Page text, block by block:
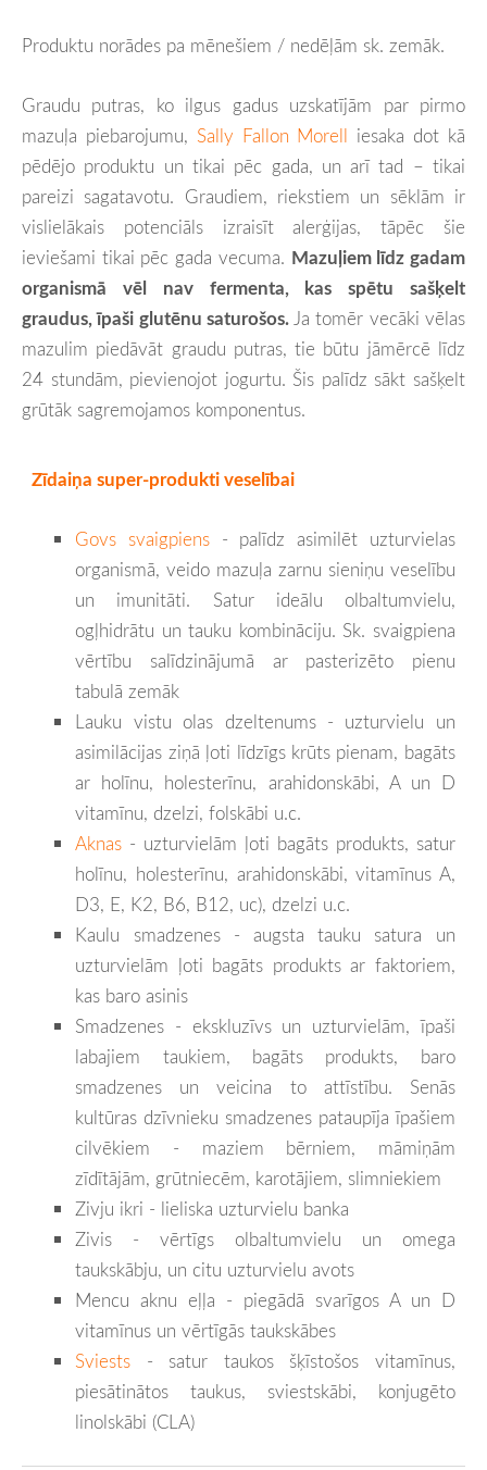
Produktu norādes pa mēnešiem / nedēļām sk. zemāk.
Graudu putras, ko ilgus gadus uzskatījām par pirmo
mazuļa piebarojumu, Sally Fallon Morell iesaka dot kā
pēdējo produktu un tikai pēc gada, un arī tad – tikai
pareizi sagatavotu. Graudiem, riekstiem un sēklām ir
vislielākais potenciāls izraisīt alerģijas, tāpēc šie
ieviešami tikai pēc gada vecuma. Mazuļiem līdz gadam
organismā vēl nav fermenta, kas spētu sašķelt
graudus, īpaši glutēnu saturošos.Ja tomēr vecāki vēlas
mazulim piedāvāt graudu putras, tie būtu jāmērcē līdz
24 stundām, pievienojot jogurtu. Šis palīdz sākt sašķelt
grūtāk sagremojamos komponentus.
Zīdaiņa super-produkti veselībai
Govs svaigpiens - palīdz asimilēt uzturvielas
organismā, veido mazuļa zarnu sieniņu veselību
un imunitāti. Satur ideālu olbaltumvielu,
ogļhidrātu un tauku kombināciju. Sk. svaigpiena
vērtību salīdzinājumā ar pasterizēto pienu
tabulā zemāk
Lauku vistu olas dzeltenums - uzturvielu un
asimilācijas ziņā ļoti līdzīgs krūts pienam, bagāts
ar holīnu, holesterīnu, arahidonskābi, A un D
vitamīnu, dzelzi, folskābi u.c.
Aknas - uzturvielām ļoti bagāts produkts, satur
holīnu, holesterīnu, arahidonskābi, vitamīnus A,
D3, E, K2, B6, B12, uc), dzelzi u.c.
Kaulu smadzenes - augsta tauku satura un
uzturvielām ļoti bagāts produkts ar faktoriem,
kas baro asinis
Smadzenes - ekskluzīvs un uzturvielām, īpaši
labajiem taukiem, bagāts produkts, baro
smadzenes un veicina to attīstību. Senās
kultūras dzīvnieku smadzenes pataupīja īpašiem
cilvēkiem - maziem bērniem, māmiņām
zīdītājām, grūtniecēm, karotājiem, slimniekiem
Zivju ikri - lieliska uzturvielu banka
Zivis - vērtīgs olbaltumvielu un omega
taukskābju, un citu uzturvielu avots
Mencu aknu eļļa - piegādā svarīgos A un D
vitamīnus un vērtīgās taukskābes
Sviests - satur taukos šķīstošos vitamīnus,
piesātinātos taukus, sviestskābi, konjugēto
linolskābi (CLA)